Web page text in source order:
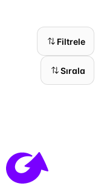
Filtrele
Sırala